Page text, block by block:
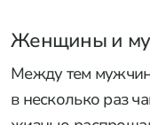
Женщины и
Между тем
в несколько раз